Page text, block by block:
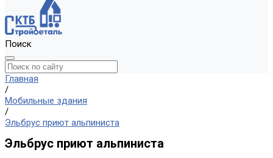
Поиск
Главная
/
Мобильные здания
/
Эльбрус приют альпиниста
Эльбрус приют альпиниста